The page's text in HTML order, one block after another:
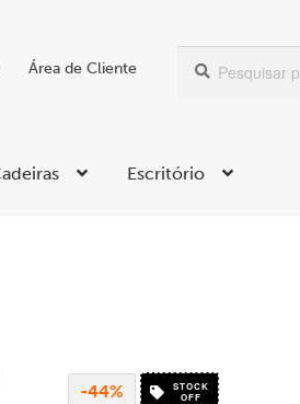
Área de Cliente
por:
Escritório
-44%
STOCK
OFF